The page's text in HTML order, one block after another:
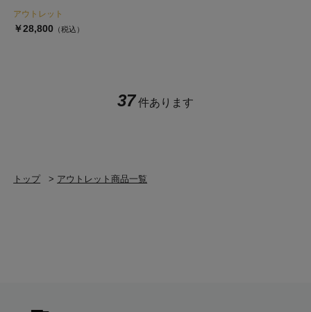
アウトレット
￥28,800 （税込）
37 件あります
トップ > アウトレット商品一覧